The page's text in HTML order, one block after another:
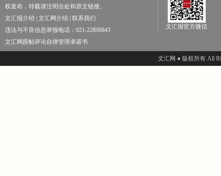
权发布，转载请注明出处和原文链接。
文汇报介绍
文汇网介绍
联系我们
违法与不良信息举报电话：021-22898843
文汇网跟帖评论自律管理承诺书
文汇报官方微信
文汇网 ● 版权所有 All